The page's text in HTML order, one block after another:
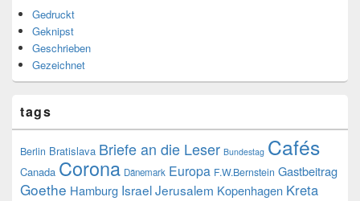
Gedruckt
Geknipst
Geschrieben
Gezeichnet
tags
Berlin Bratislava Briefe an die Leser Bundestag Cafés
Canada Corona Dänemark Europa F.W.Bernstein Gastbeitrag
Goethe Hamburg IsraelJerusalem Kopenhagen Kreta